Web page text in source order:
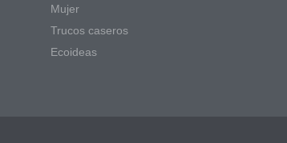
Mujer
Trucos caseros
Ecoideas